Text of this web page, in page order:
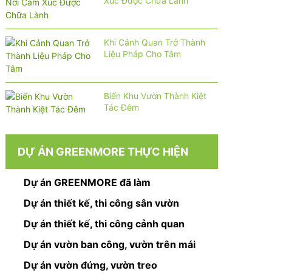
Khi Cảnh Quan Trở Thành
Liệu Pháp Cho Tâm
Biến Khu Vườn Thành Kiệt
Tác Đêm
DỰ ÁN GREENMORE THỰC HIỆN
Dự án GREENMORE đã làm
Dự án thiết kế, thi công sân vườn
Dự án thiết kế, thi công cảnh quan
Dự án vườn ban công, vườn trên mái
Dự án vườn đứng, vườn treo